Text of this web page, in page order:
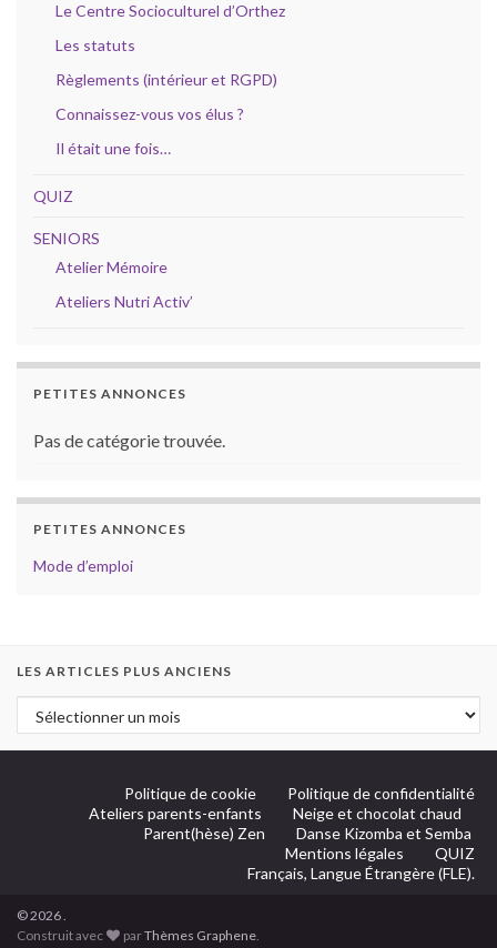
Le Centre Socioculturel d’Orthez
Les statuts
Règlements (intérieur et RGPD)
Connaissez-vous vos élus ?
Il était une fois…
QUIZ
SENIORS
Atelier Mémoire
Ateliers Nutri Activ’
PETITES ANNONCES
Pas de catégorie trouvée.
PETITES ANNONCES
Mode d’emploi
LES ARTICLES PLUS ANCIENS
Politique de cookie
Politique de confidentialité
Ateliers parents-enfants
Neige et chocolat chaud
Parent(hèse) Zen
Danse Kizomba et Semba
Mentions légales
QUIZ
Français, Langue Étrangère (FLE).
© 2026 .
Construit avec
parThèmes Graphene.